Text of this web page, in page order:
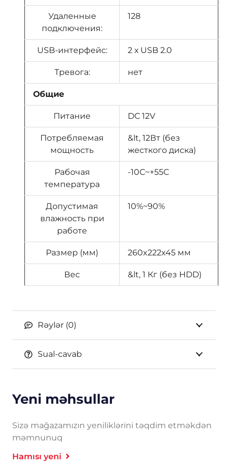
Удаленные
подключения:
128
USB-интерфейс: 2 х USB 2.0
Тревога: нет
Общие
Питание DC 12V
Потребляемая
мощность
&lt, 12Вт (без
жесткого диска)
Рабочая
температура
-10C~+55C
Допустимая
влажность при
работе
10%~90%
Размер (мм) 260x222x45 мм
Вес &lt, 1 Кг (без HDD)
Rəylər (0)
Sual-cavab
Yeni məhsullar
Sizə mağazamızın yeniliklərini təqdim etməkdən
məmnunuq
Hamısı yeni